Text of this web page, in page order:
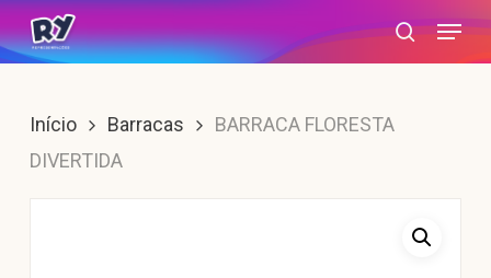
Skip
to
content
search
Menu
Início Barracas
BARRACA FLORESTA
DIVERTIDA